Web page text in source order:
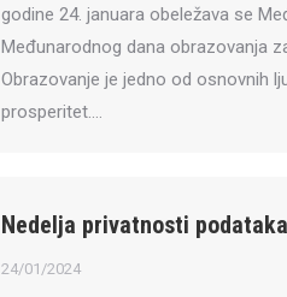
godine 24. januara obeležava se
Međunarodnog dana obrazovanja
Obrazovanje je jedno od osnovnih
prosperitet.…
Nedelja privatnosti podataka
24/01/2024